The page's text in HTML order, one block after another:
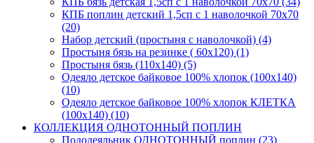
КПБ поплин детский 1,5сп с 1 наволочкой 70х70
(20)
Набор детский (простыня с наволочкой) (4)
Простыня бязь на резинке ( 60х120) (1)
Простыня бязь (110х140) (5)
Одеяло детское байковое 100% хлопок (100х140)
(10)
Одеяло детское байковое 100% хлопок КЛЕТКА
(100х140) (10)
КОЛЛЕКЦИЯ ОДНОТОННЫЙ ПОПЛИН
Пододеяльник ОДНОТОННЫЙ поплин (23)